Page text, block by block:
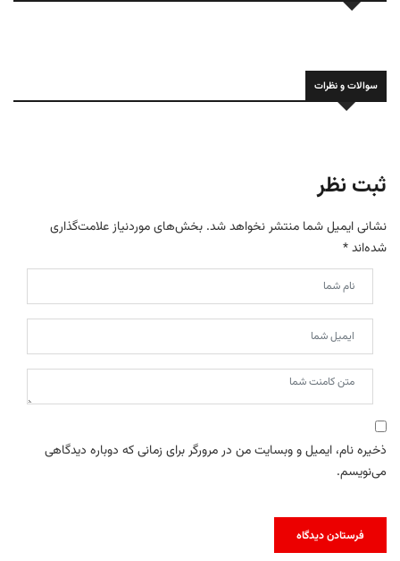
سوالات و نظرات
ثبت نظر
نشانی ایمیل شما منتشر نخواهد شد. بخش‌های موردنیاز علامت‌گذاری
شده‌اند*
ذخیره نام، ایمیل و وبسایت من در مرورگر برای زمانی که دوباره دیدگاهی
می‌نویسم.